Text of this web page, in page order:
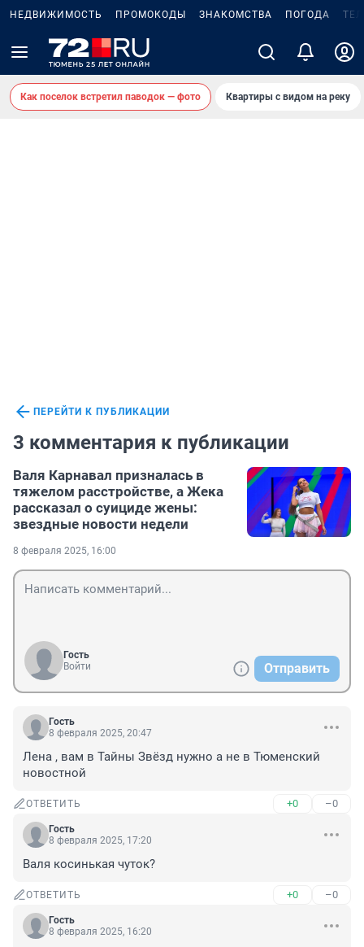
НЕДВИЖИМОСТЬ ПРОМОКОДЫ ЗНАКОМСТВА ПОГОДА
Как поселок встретил паводок — фото Квартиры с видом на реку
ПЕРЕЙТИ К ПУБЛИКАЦИИ
3 комментария к публикации
Валя Карнавал призналась в
тяжелом расстройстве, а Жека
рассказал о суициде жены:
звездные новости недели
8 февраля 2025, 16:00
Гость
Войти
Отправить
Гость
8 февраля 2025, 20:47
Лена , вам в Тайны Звёзд нужно а не в Тюменский
новостной
ОТВЕТИТЬ +0 –0
Гость
8 февраля 2025, 17:20
Валя косинькая чуток?
ОТВЕТИТЬ +0 –0
Гость
8 февраля 2025, 16:20